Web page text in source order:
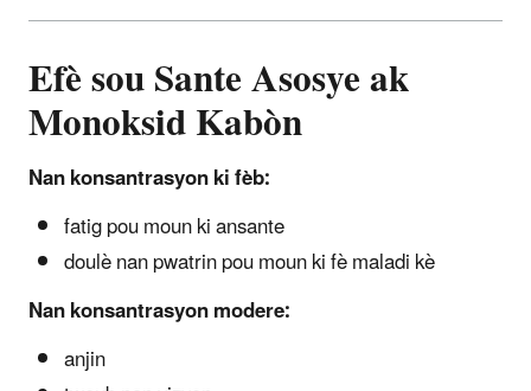
Efè sou Sante Asosye ak
Monoksid Kabòn
Nan konsantrasyon ki fèb:
fatig pou moun ki ansante
doulè nan pwatrin pou moun ki fè maladi kè
Nan konsantrasyon modere:
anjin